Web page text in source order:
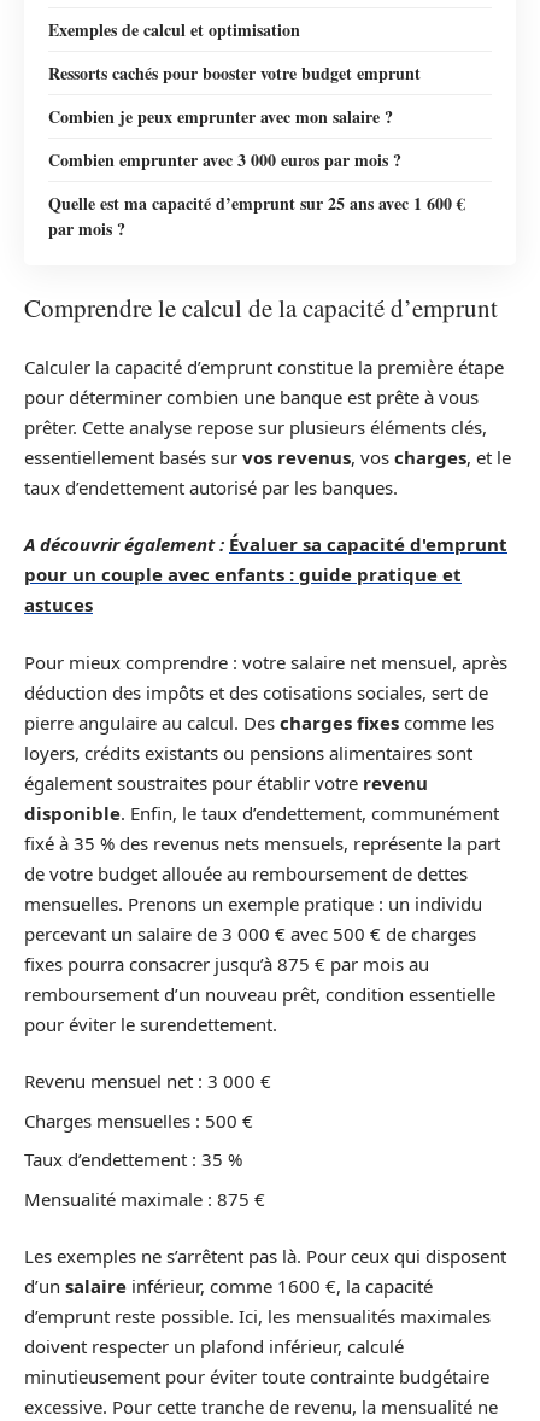
Exemples de calcul et optimisation
Ressorts cachés pour booster votre budget emprunt
Combien je peux emprunter avec mon salaire ?
Combien emprunter avec 3 000 euros par mois ?
Quelle est ma capacité d’emprunt sur 25 ans avec 1 600 €
par mois ?
Comprendre le calcul de la capacité d’emprunt
Calculer la capacité d’emprunt constitue la première étape
pour déterminer combien une banque est prête à vous
prêter. Cette analyse repose sur plusieurs éléments clés,
essentiellement basés sur vos revenus, vos charges, et le
taux d’endettement autorisé par les banques.
A découvrir également : Évaluer sa capacité d'emprunt
pour un couple avec enfants : guide pratique et
astuces
Pour mieux comprendre : votre salaire net mensuel, après
déduction des impôts et des cotisations sociales, sert de
pierre angulaire au calcul. Des charges fixes comme les
loyers, crédits existants ou pensions alimentaires sont
également soustraites pour établir votre revenu
disponible. Enfin, le taux d’endettement, communément
fixé à 35 % des revenus nets mensuels, représente la part
de votre budget allouée au remboursement de dettes
mensuelles. Prenons un exemple pratique : un individu
percevant un salaire de 3 000 € avec 500 € de charges
fixes pourra consacrer jusqu’à 875 € par mois au
remboursement d’un nouveau prêt, condition essentielle
pour éviter le surendettement.
Revenu mensuel net : 3 000 €
Charges mensuelles : 500 €
Taux d’endettement : 35 %
Mensualité maximale : 875 €
Les exemples ne s’arrêtent pas là. Pour ceux qui disposent
d’un salaire inférieur, comme 1600 €, la capacité
d’emprunt reste possible. Ici, les mensualités maximales
doivent respecter un plafond inférieur, calculé
minutieusement pour éviter toute contrainte budgétaire
excessive. Pour cette tranche de revenu, la mensualité ne